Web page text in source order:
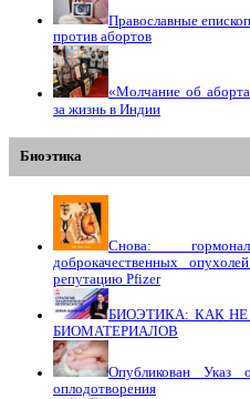
Православные
против абортов
«Молчание об
за жизнь в Индии
Биоэтика
Снова:
доброкачественных
репутацию Pfizer
БИОЭТИКА: КАК НЕ
БИОМАТЕРИАЛОВ
Опубликован Указ
оплодотворения